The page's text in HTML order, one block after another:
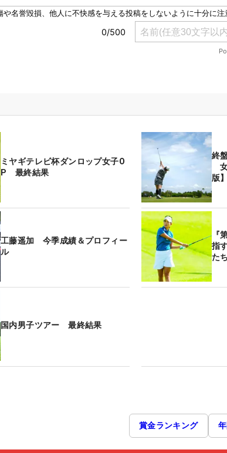
ミヤギテレビ杯ダンロップ女子O
P 最終結果
終
女
版】
工藤遥加 今季成績＆プロフィー
ル
『
指
た
国内男子ツアー 最終結果
賞金ランキング